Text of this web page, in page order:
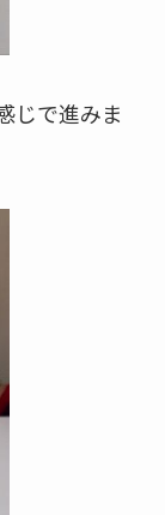
じで進みま